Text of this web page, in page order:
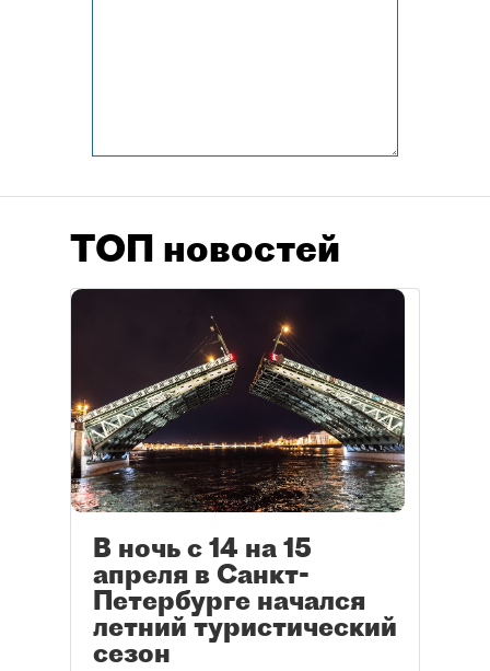
ТОП новостей
В ночь с 14 на 15
апреля в Санкт-
Петербурге начался
летний туристический
сезон